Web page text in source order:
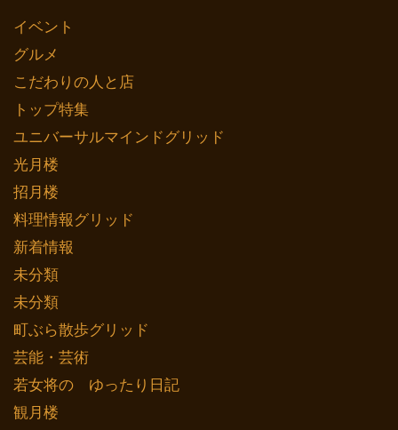
イベント
グルメ
こだわりの人と店
トップ特集
ユニバーサルマインドグリッド
光月楼
招月楼
料理情報グリッド
新着情報
未分類
未分類
町ぶら散歩グリッド
芸能・芸術
若女将の ゆったり日記
観月楼